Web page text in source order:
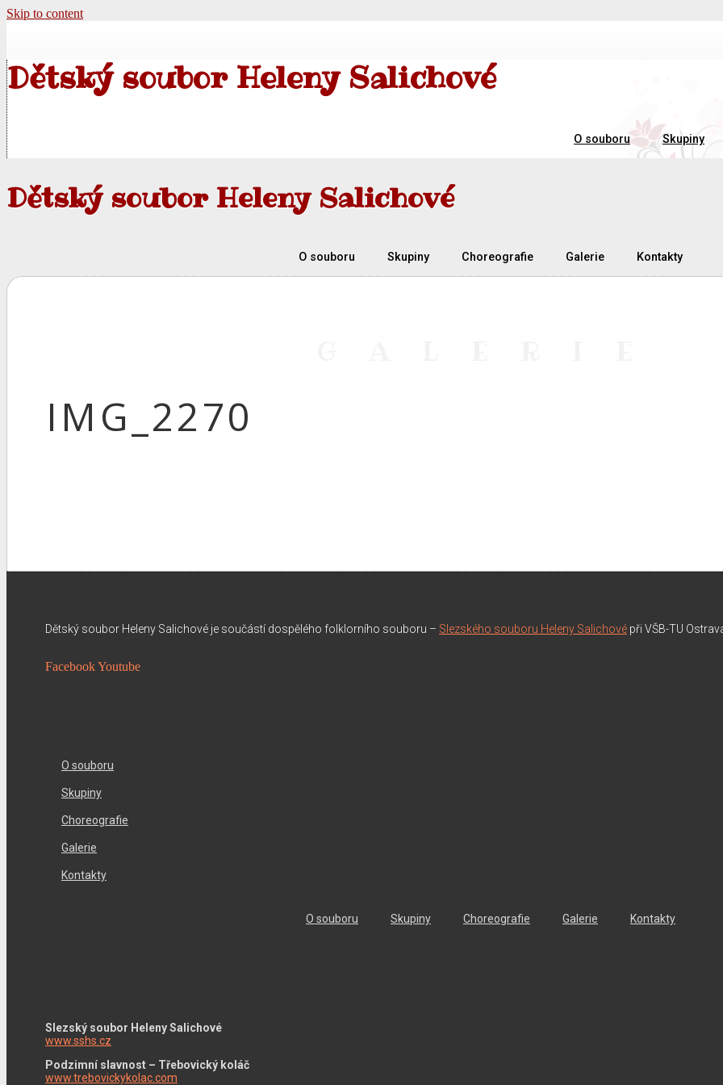
Skip to content
Dětský soubor Heleny Salichové
O souboru Skupiny
Dětský soubor Heleny Salichové
O souboru Skupiny Choreografie Galerie Kontakty
IMG_2270
Dětský soubor Heleny Salichové je součástí dospělého folklorního souboru – Slezského souboru Heleny Salichové při VŠB-TU
FacebookYoutube
O souboru
Skupiny
Choreografie
Galerie
Kontakty
O souboru Skupiny Choreografie Galerie Kontakty
Slezský soubor Heleny Salichové
www.sshs.cz
Podzimní slavnost – Třebovický koláč
www.trebovickykolac.com